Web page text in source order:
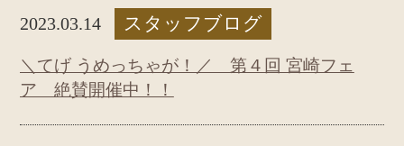
2023.03.14 スタッフブログ
＼てげ うめっちゃが！／ 第４回 宮崎フェ
ア 絶賛開催中！！